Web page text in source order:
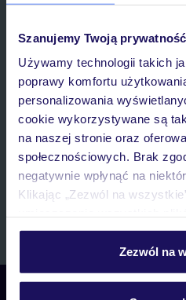
Szanujemy Twoją prywatność
Używamy technologii takich
poprawy komfortu
personalizowania
cookie wykorzystywane są
na naszej stronie oraz
społecznościowych. Brak
negatywnie wpłynąć na
Klikając „Zezwól na
personalizować swój wybór
Szczegółowe informacje o
Zezwól na
Wyrażam zgodę na
Poland Sp. z o.o. i TUI Poland
marketingowych, w zakresie
przetwarzaniu danych
komunikacji (e-mail), także z
systemów wywołujących.
Skontaktuj